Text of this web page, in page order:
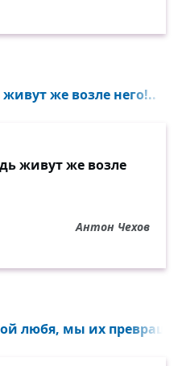
живут же возле него!..
живут же возле
Антон Чехов
любя, мы их